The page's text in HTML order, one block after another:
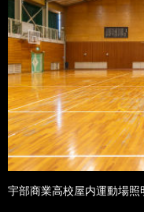
宇部商業高校屋内運動場